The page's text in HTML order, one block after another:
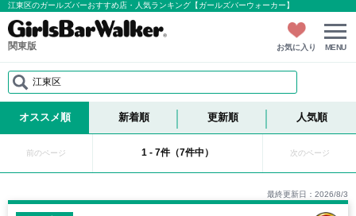
江東区のガールズバーおすすめ店・人気ランキング【ガールズバーウォーカー】
関東版 お気に入り MENU
江東区
オススメ順 新着順 更新順 人気順
前のページ 1 - 7件（7件中） 次のページ
最終更新日：2026/8/3